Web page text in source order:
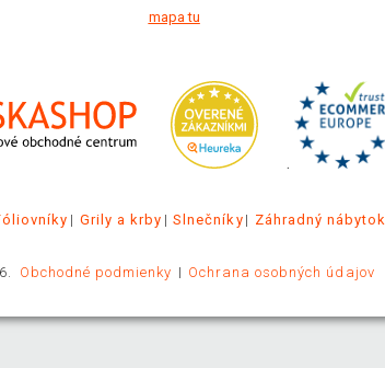
mapa tu
.
Grily a krby Slnečníky Záhradný nábytok
Obchodné podmienky Ochrana osobných údajov